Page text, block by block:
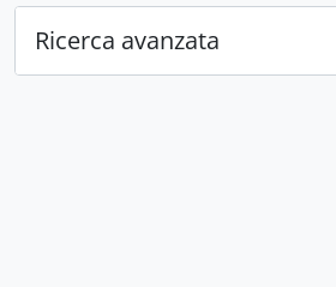
Ricerca avanzata